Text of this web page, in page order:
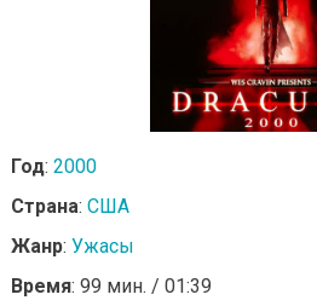
Год: 2000
Страна: США
Жанр: Ужасы
Время: 99 мин. / 01:39